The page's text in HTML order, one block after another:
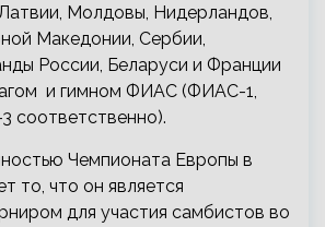
Молдовы, Нидерландов,
Македонии, Сербии,
России, Беларуси и Франции
и гимном ФИАС (ФИАС-1,
Чемпионата Европы в
то, что он является
для участия самбистов во